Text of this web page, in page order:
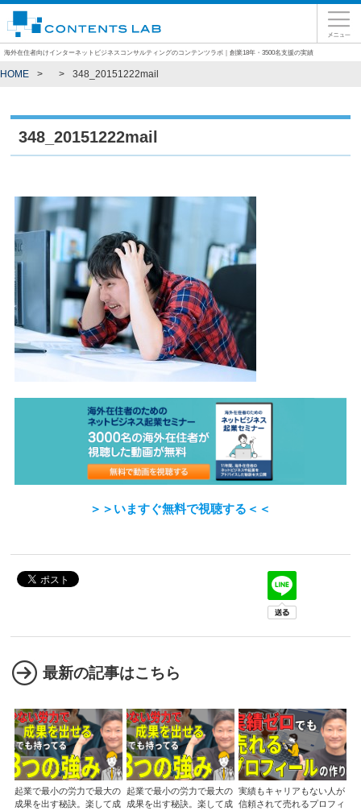
海外在住者向けインターネットビジネスコンサルティングのコンテンツラボ｜創業18年・3500名支援の実績
HOME 348_20151222mail
348_20151222mail
＞＞いますぐ無料で視聴する＜＜
最新の記事はこちら
起業で最小の労力で最大の
成果を出す秘訣。楽して成
起業で最小の労力で最大の
成果を出す秘訣。楽して成
実績もキャリアもない人が
信頼されて売れるプロフィ